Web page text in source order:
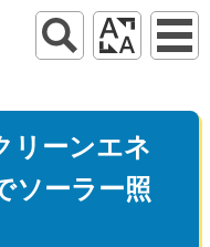
リーンエネ
ソーラー照